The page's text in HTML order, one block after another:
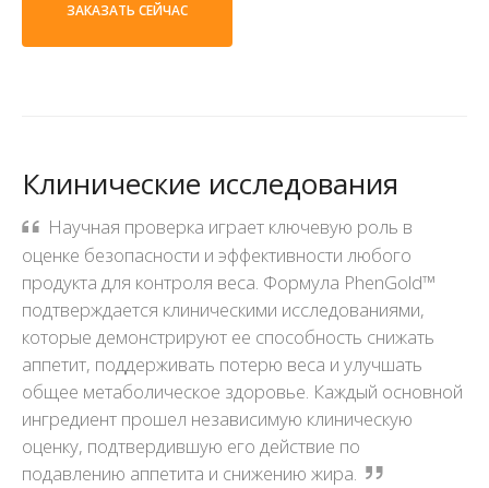
ЗАКАЗАТЬ СЕЙЧАС
Клинические исследования
Научная проверка играет ключевую роль в
оценке безопасности и эффективности любого
продукта для контроля веса. Формула PhenGold™
подтверждается клиническими исследованиями,
которые демонстрируют ее способность снижать
аппетит, поддерживать потерю веса и улучшать
общее метаболическое здоровье. Каждый основной
ингредиент прошел независимую клиническую
оценку, подтвердившую его действие по
подавлению аппетита и снижению жира.